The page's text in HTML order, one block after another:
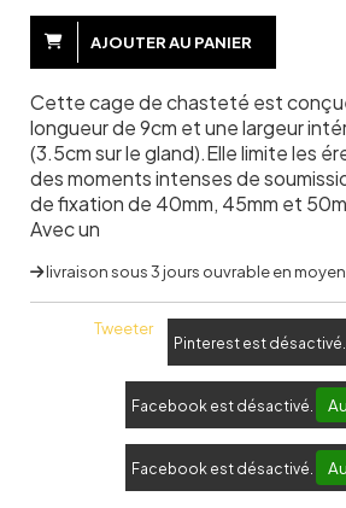
AJOUTER AU PANIER
Cette cage de chasteté est
longueur de 9cm et une largeur
(3.5cm sur le gland).Elle limite les
des moments intenses de
de fixation de 40mm, 45mm et
Avec un
livraison sous 3 jours ouvrable en
Tweeter
Pinterest est désactivé.
Facebook est désactivé.
Facebook est désactivé.